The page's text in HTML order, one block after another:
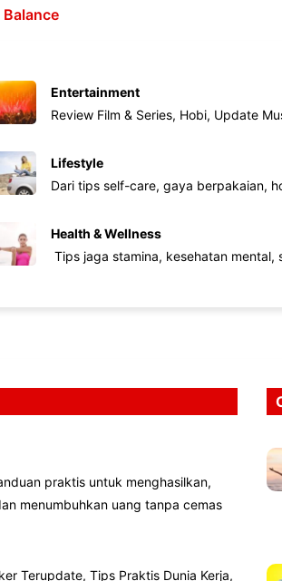
Balance
Entertainment
Review Film & Series, Hobi, Update
Lifestyle
Dari tips self-care, gaya berpakaian,
Health & Wellness
Tips jaga stamina, kesehatan
praktis untuk menghasilkan,
menumbuhkan uang tanpa cemas
Terupdate, Tips Praktis Dunia Kerja,